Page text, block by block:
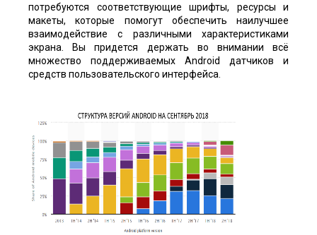
потребуются соответствующие шрифты, ресурсы и
макеты, которые помогут обеспечить наилучшее
взаимодействие с различными характеристиками
экрана. Вы придется держать во внимании всё
множество поддерживаемых Android датчиков и
средств пользовательского интерфейса.